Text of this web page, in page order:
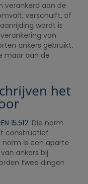
verankerd aan de
verschuift, of
wordt is
van
ankers gebruikt.
maar aan de
het
15.512. Die norm
constructief
norm is een aparte
ankers bij
twee dingen